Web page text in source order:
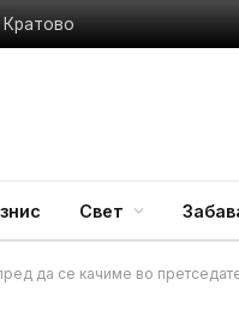
Свет
да се качиме во